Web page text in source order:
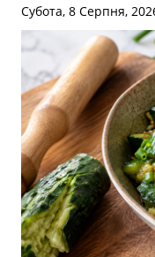
Субота, 8 Серпня,